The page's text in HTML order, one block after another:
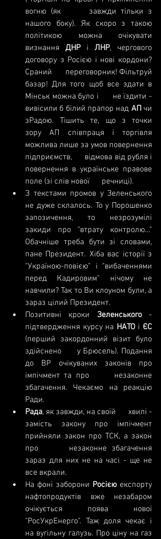
вогню (як      завжди тільки з
нашого боку). Як скоро з такою
політикою можна очікувати
визнання ДНР і ЛНР, чергового
договору з Росією і нові кордони?
Сраний      переговорник! Фільтруй
базар! Для того щоб все здати в
Мінськ можна було і      не їздити -
вивісили б білий прапор над АП чи
зРадою. Тішить те, що з точки
зору АП співпраця і торгівля
можлива лише за умов повернення
підприємств,      відмова від рубля і
повернення в українське правове
поле (зі слів нової      речниці).
З текстами промов у Зеленського
не дуже склалось. То у Порошенко
запозичення, то незрозумілі
закиди про "втрату контролю…"
Обачніше треба бути зі словами,
пане Президент. Хіба вас історії з
"Україною-повією" і "вибаченнями
перед Кадировим" нічому не
навчили? Так то Ви клоуном були, а
зараз цілий Президент.
Позитивні кроки Зеленського -
підтвердження курсу на НАТО і
(перший закордонний візит було
здійснено      у Брюсель). Подання
до ВР очікуваних законів про
імпічмент та про      незаконне
збагачення. Чекаємо на реакцію
Ради.
Рада, як завжди, на своїй      хвилі -
замість закону про імпічмент
прийняли закон про ТСК, а закон
про      незаконне збагачення
зараз для них не на часі - ще не
все вкрали.
На фоні заборони Росією експорту
нафтопродуктів вже незабаром
очікується поява нової
"РосУкрЕнерго". Таж доля чекає і
на вугільну галузь. Про ціну на газ